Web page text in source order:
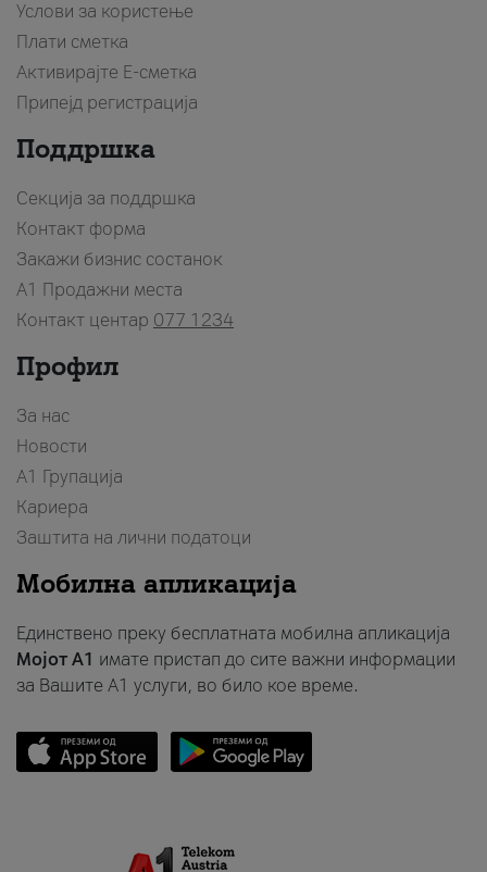
Услови за користење
Плати сметка
Активирајте Е-сметка
Припејд регистрација
Поддршка
Секција за поддршка
Контакт форма
Закажи бизнис состанок
A1 Продажни места
Контакт центар 077 1234
Профил
За нас
Новости
А1 Групација
Кариера
Заштита на лични податоци
Мобилна апликација
Единствено преку бесплатната мобилна апликација
Мојот A1 имате пристап до сите важни информации
за Вашите A1 услуги, во било кое време.